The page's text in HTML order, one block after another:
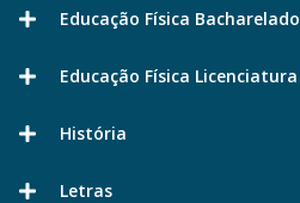
Educação Física Bacharelado
Educação Física Licenciatura
História
Letras